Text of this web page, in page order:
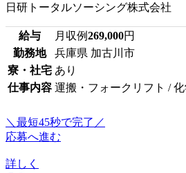
日研トータルソーシング株式会社
給与 月収例269,000円
勤務地
兵庫県 加古川市
寮・社宅 あり
仕事内容 運搬・フォークリフト /
＼最短45秒で完了／
応募へ進む
詳しく